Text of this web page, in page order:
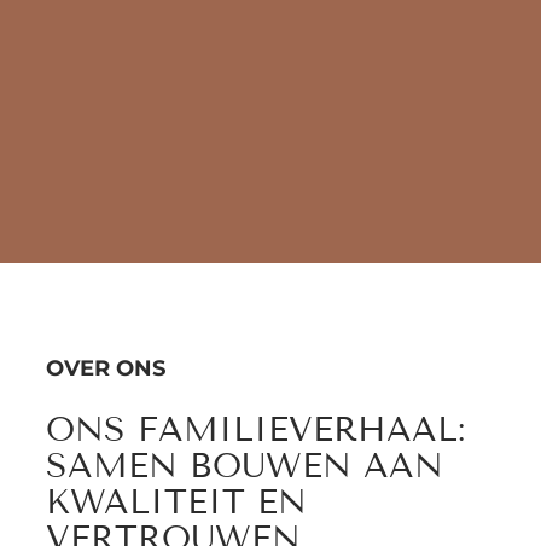
OVER ONS
ONS FAMILIEVERHAAL:
SAMEN BOUWEN AAN
KWALITEIT EN